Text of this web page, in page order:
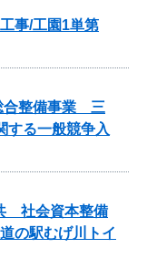
事/工園1単第
合整備事業 三
る一般競争入
社会資本整備
の駅むげ川トイ